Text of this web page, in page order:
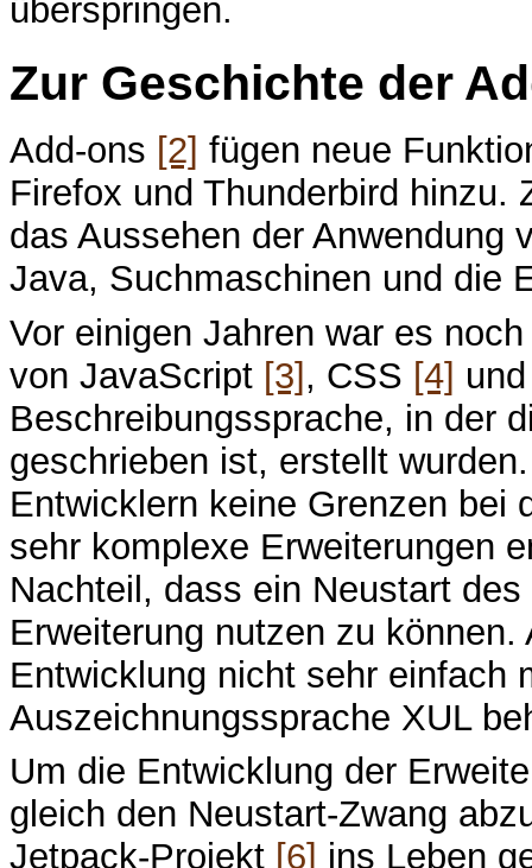
überspringen.
Zur Geschichte der
Add-ons [2] fügen neue
Firefox und Thunderbird hinzu.
das Aussehen der Anwendung
Java, Suchmaschinen und die
Vor einigen Jahren war es
von JavaScript [3], CSS [4]
Beschreibungssprache, in der
geschrieben ist, erstellt
Entwicklern keine Grenzen bei
sehr komplexe Erweiterungen
Nachteil, dass ein Neustart
Erweiterung nutzen zu
Entwicklung nicht sehr einfach
Auszeichnungssprache XUL
Um die Entwicklung der
gleich den Neustart-Zwang
Jetpack-Projekt [6] ins Leben